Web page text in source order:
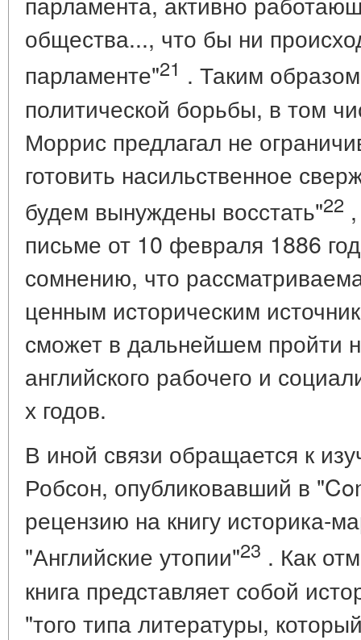
общества..., что бы ни
парламенте"21 . Таким
политической борьбы, в том
Моррис предлагал не
готовить насильственное
будем вынуждены восстать"22
письме от 10 февраля 1886
сомнению, что
ценным историческим
сможет в дальнейшем пройти
английского рабочего и
х годов.
В иной связи обращается к
Робсон, опубликовавший в
рецензию на книгу историка-
"Английские утопии"23 . Как
книга представляет собой
"того типа литературы,